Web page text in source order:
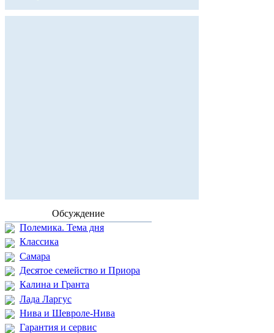
Обсуждение
Полемика. Тема дня
Классика
Самара
Десятое семейство и Приора
Калина и Гранта
Лада Ларгус
Нива и Шевроле-Нива
Гарантия и сервис